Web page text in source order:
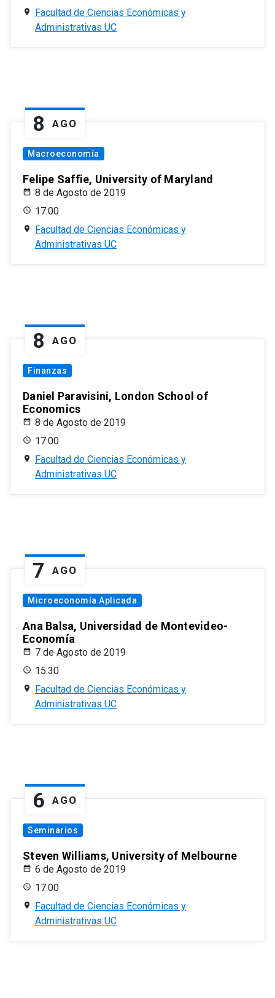
Facultad de Ciencias Económicas y
Administrativas UC
8 AGO
Macroeconomía
Felipe Saffie, University of Maryland
8 de Agosto de 2019
17:00
Facultad de Ciencias Económicas y
Administrativas UC
8 AGO
Finanzas
Daniel Paravisini, London School of
Economics
8 de Agosto de 2019
17:00
Facultad de Ciencias Económicas y
Administrativas UC
7 AGO
Microeconomía Aplicada
Ana Balsa, Universidad de Montevideo-
Economía
7 de Agosto de 2019
15:30
Facultad de Ciencias Económicas y
Administrativas UC
6 AGO
Seminarios
Steven Williams, University of Melbourne
6 de Agosto de 2019
17:00
Facultad de Ciencias Económicas y
Administrativas UC